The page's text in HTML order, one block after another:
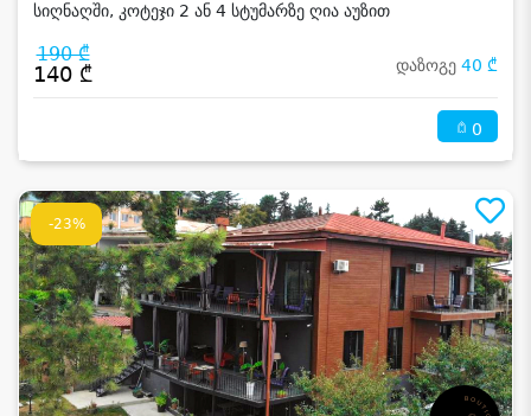
სიღნაღში, კოტეჯი 2 ან 4 სტუმარზე ღია აუზით
190 ₾
140 ₾ დაზოგე 40 ₾
0
-23%